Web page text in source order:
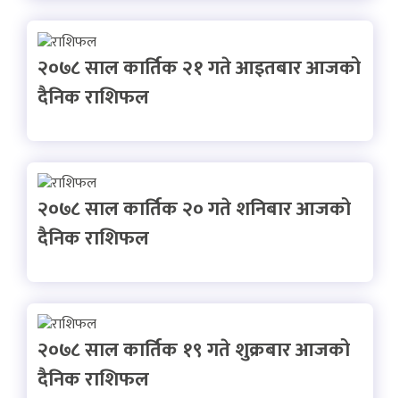
२०७८ साल कार्तिक २१ गते आइतबार आजको
दैनिक राशिफल
२०७८ साल कार्तिक २० गते शनिबार आजको
दैनिक राशिफल
२०७८ साल कार्तिक १९ गते शुक्रबार आजको
दैनिक राशिफल